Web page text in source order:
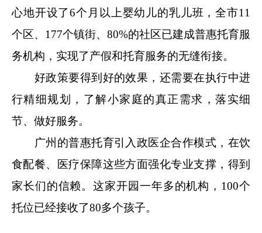
心地开设了6个月以上婴幼儿的乳儿班，全市11
个区、177个镇街、80%的社区已建成普惠托育服
务机构，实现了产假和托育服务的无缝衔接。
好政策要得到好的效果，还需要在执行中进
行精细规划，了解小家庭的真正需求，落实细
节、做好服务。
广州的普惠托育引入政医企合作模式，在饮
食配餐、医疗保障这些方面强化专业支撑，得到
家长们的信赖。这家开园一年多的机构，100个
托位已经接收了80多个孩子。